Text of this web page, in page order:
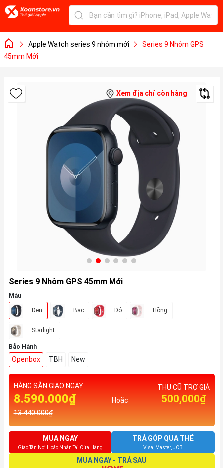
Apple Watch series 9 nhôm mới
Series 9 Nhôm GPS
45mm Mới
Xem địa chỉ còn hàng
Series 9 Nhôm GPS 45mm Mới
Màu
Đen Bạc Đỏ Hồng
Starlight
Bảo Hành
Openbox TBH New
HÀNG SẴN GIAO NGAY
8.590.000₫
13.440.000₫
Hoặc
THU CŨ TRỢ GIÁ
500,000₫
MUA NGAY
Giao Tận Nơi Hoặc Nhận Tại Cửa Hàng
TRẢ GÓP QUA THẺ
Visa, Master, JCB
MUA NGAY - TRẢ SAU